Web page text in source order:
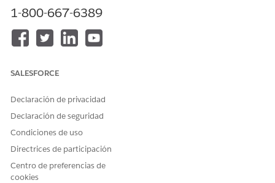
1-800-667-6389
SALESFORCE
Declaración de privacidad
Declaración de seguridad
Condiciones de uso
Directrices de participación
Centro de preferencias de
cookies